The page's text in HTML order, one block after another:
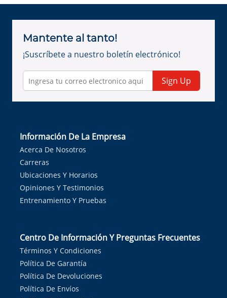
Mantente al tanto!
¡Suscríbete a nuestro boletín electrónico!
Sign Up
Información De La Empresa
Acerca De Nosotros
Carreras
Ubicaciones Y Horarios
Opiniones Y Testimonios
Entrenamiento Y Pruebas
Centro De Información Y Preguntas Frecuentes
Términos Y Condiciones
Política De Garantía
Política De Devoluciones
Política De Envíos